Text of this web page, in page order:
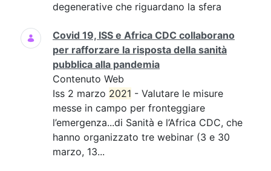
degenerative che riguardano la sfera
Covid 19, ISS e Africa CDC collaborano
per rafforzare la risposta della sanità
pubblica alla pandemia
Contenuto Web
Iss 2 marzo 2021 - Valutare le misure
messe in campo per fronteggiare
l’emergenza...di Sanità e l’Africa CDC, che
hanno organizzato tre webinar (3 e 30
marzo, 13...